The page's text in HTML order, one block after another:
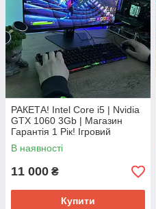
РАКЕТА! Intel Core i5 | Nvidia
GTX 1060 3Gb | Магазин
Гарантія 1 Рік! Ігровий
Компютер ПК від CyberCat
В наявності
11 000 ₴
Купити